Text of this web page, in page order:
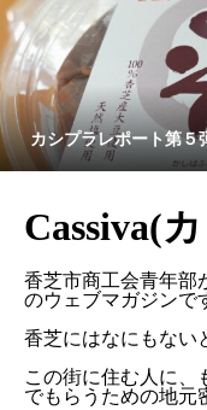
カシプラレポート第
Cassiva(
香芝市商工会青年部
のウェブマガジンで
香芝にはなにもない
この街に住む人に、
でもらうための地元